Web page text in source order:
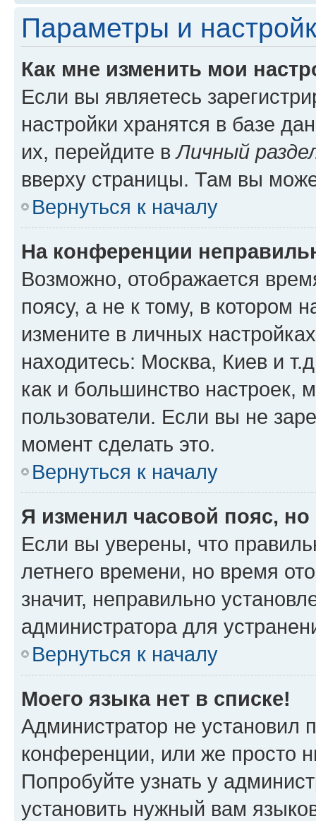
Параметры и
Как мне изменить мои
Если вы являетесь
настройки хранятся в базе
их, перейдите вЛичный
вверху страницы. Там вы
Вернуться к началу
На конференции
Возможно, отображается
поясу, а не к тому, в котором
измените в личных
находитесь: Москва, Киев и
как и большинство настроек,
пользователи. Если вы не
момент сделать это.
Вернуться к началу
Я изменил часовой пояс,
Если вы уверены, что
летнего времени, но время
значит, неправильно
администратора для
Вернуться к началу
Моего языка нет в списке!
Администратор не установил
конференции, или же просто
Попробуйте узнать у
установить нужный вам